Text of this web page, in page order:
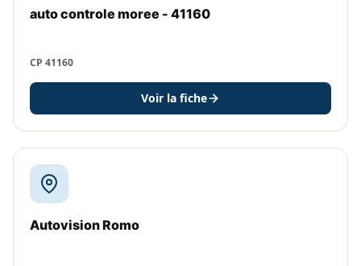
auto controle moree - 41160
CP 41160
Voir la fiche
Autovision Romo